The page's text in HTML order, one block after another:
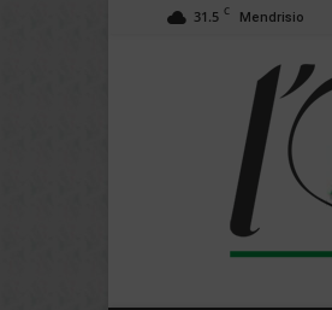
31.5 C Mendrisio